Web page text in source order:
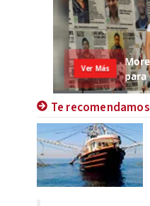
Te recomendamos